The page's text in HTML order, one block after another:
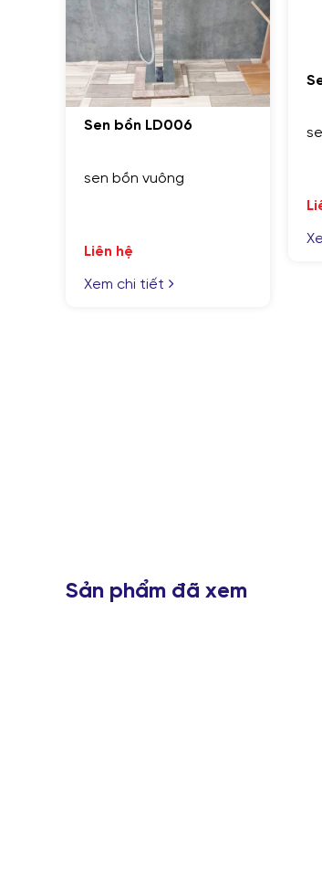
Sen bồn LD003
sen bồn
Sản phẩm đã xem